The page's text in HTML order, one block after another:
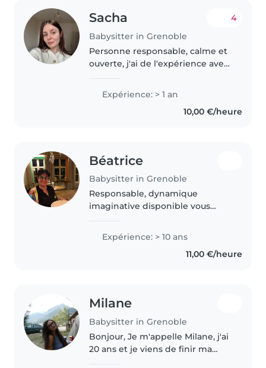
Sacha
Babysitter in Grenoble
4
Personne responsable, calme et
ouverte, j'ai de l'expérience avec
je suis à l'aise avec les enfants.
Expérience: > 1 an
10,00 €/heure
Béatrice
Babysitter in Grenoble
Responsable, dynamique
imaginative disponible vous
Expérience: > 10 ans
11,00 €/heure
Milane
Babysitter in Grenoble
Bonjour, Je m'appelle Milane, j'ai
20 ans et je viens de finir ma